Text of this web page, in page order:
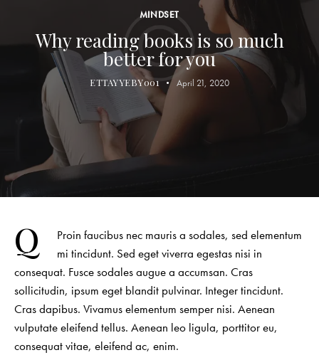
MINDSET
Why reading books is so much
better for you
ETTAYYEBY001 April 21, 2020
Q
Proin faucibus nec mauris a sodales, sed elementum
mi tincidunt. Sed eget viverra egestas nisi in
consequat. Fusce sodales augue a accumsan. Cras
sollicitudin, ipsum eget blandit pulvinar. Integer tincidunt.
Cras dapibus. Vivamus elementum semper nisi. Aenean
vulputate eleifend tellus. Aenean leo ligula, porttitor eu,
consequat vitae, eleifend ac, enim.